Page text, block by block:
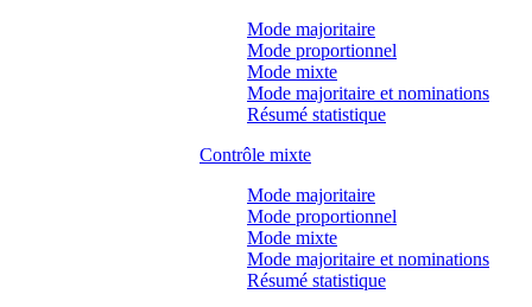
Mode majoritaire
Mode proportionnel
Mode mixte
Mode majoritaire et nominations
Résumé statistique
Contrôle mixte
Mode majoritaire
Mode proportionnel
Mode mixte
Mode majoritaire et nominations
Résumé statistique